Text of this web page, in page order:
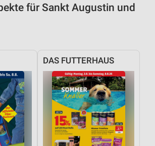
für Sankt Augustin und
DAS FUTTERHAUS